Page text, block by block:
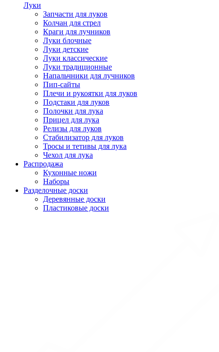
Луки
Запчасти для луков
Колчан для стрел
Краги для лучников
Луки блочные
Луки детские
Луки классические
Луки традиционные
Напальчники для лучников
Пип-сайты
Плечи и рукоятки для луков
Подстаки для луков
Полочки для лука
Прицел для лука
Релизы для луков
Стабилизатор для луков
Тросы и тетивы для лука
Чехол для лука
Распродажа
Кухонные ножи
Наборы
Разделочные доски
Деревянные доски
Пластиковые доски